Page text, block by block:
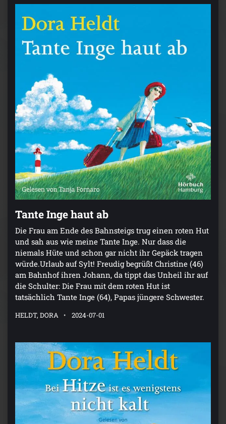
Tante Inge haut ab
Die Frau am Ende des Bahnsteigs trug einen roten Hut
und sah aus wie meine Tante Inge. Nur dass die
niemals Hüte und schon gar nicht ihr Gepäck tragen
würde.Urlaub auf Sylt! Freudig begrüßt Christine (46)
am Bahnhof ihren Johann, da tippt das Unheil ihr auf
die Schulter: Die Frau mit dem roten Hut ist
tatsächlich Tante Inge (64), Papas jüngere Schwester.
HELDT, DORA 2024-07-01